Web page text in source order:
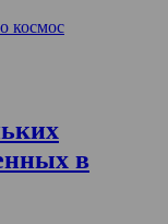
космос
в